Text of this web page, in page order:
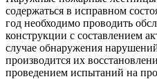
содержаться в исправном
год необходимо проводить
конструкции с составлением
случае обнаружения
производится их
проведением испытаний на